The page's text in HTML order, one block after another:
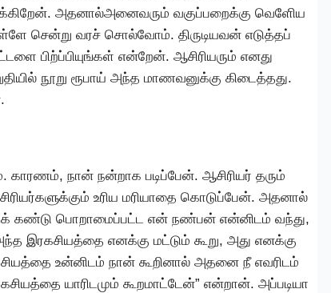
அதனால்அனைவரும் வகுப்பறைக்கு வெளிேய
சென்று வரச் சொல்வோம். திருடியவன் எடுத்தப்
பிற்ப்பியுங்கள் என்றேன். ஆசிரியரும் எனது
நூறு ரூபாய் அந்த மாணவனுக்கு கிடைத்தது.
காரணம், நான் நன்றாக படிப்பேன். ஆசிரியர் தரும்
உரிய மரியாதை கொடுப்பேன். அதனால்
கண்டு பொறாமைப்பட்ட என் நண்பன் என்னிடம் வந்து,
இரகசியத்தை எனக்கு மட்டும் கூறு, அது எனக்கு
உன்னிடம் நான் கூறினால் அதனை நீ எவரிடம்
யாரிடமும் கூறமாட்டேன்” என்றான். அப்படியா